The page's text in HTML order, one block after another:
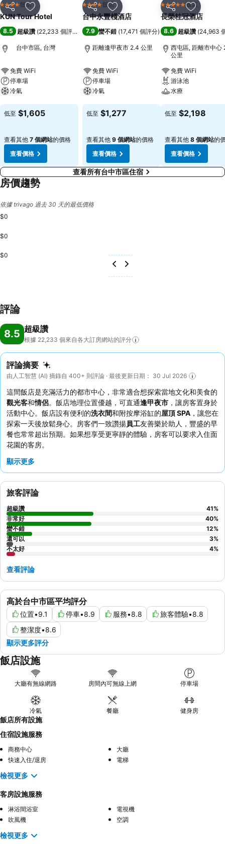
分享 加入我的最愛
4 星級 飯店
KUN Tour Hotel
8.5 超級讚 (22,233 個評分
台中市區, 台灣
免費 WiFi
停車場
冷氣
查看價格
低至 $1,605
查看其他 7 個網站的價格
查看價格
分享 加入我的最愛
4 星級 飯店
台中永豐棧酒店
7.9 蠻不錯 (17,471 個評分)
距離逢甲夜市 2.4 公里
免費 WiFi
停車場
冷氣
查看價格
低至 $1,277
查看其他 9 個網站的價格
查看價格
分享 加入我的
5 星級 飯店
長榮桂冠酒店
8.6 超級讚 (24,963
西屯區, 距離市中心
公里
免費 WiFi
游泳池
水療
查看價格
低至 $2,198
查看其他 8 個網站的
查看價格
查看所有台中市區住宿
房價趨勢
依據 trivago 過去 30 天的最低價格
$0
$0
$0
評論
8.5 超級讚
根據 22,233 個來自各大訂房網站的評分
評論摘要
由人工智慧 (AI) 摘錄自 400+ 則評論 · 最後更新日期： 30 Jul 2026
這間飯店是充滿活力的都市中心，非常適合想探索當地文化和美食的
觀光客和情侶。飯店地理位置優越，可直通逢甲夜市 ，讓房客置身於
活動中心。飯店設有便利的洗衣間和附按摩浴缸的屋頂 SPA ，讓您在
探索一天後放鬆身心。房客們一致讚揚員工友善樂於助人，豐盛的早
餐也常常超出預期。如果想享受更寧靜的體驗，房客可以要求入住面
花園的客房。
顯示更多
高於台中市區平均評分
位置•9.1 停車•8.9 服務•8.8 旅客體驗•8.8
整潔度•8.6
顯示更多評分
旅客評論
超級讚 41%
非常好
40%
蠻不錯
12%
還可以
3%
不太好
4%
查看評論
飯店設施
大廳有無線網路 房間內可無線上網 停車場
冷氣 餐廳 健身房
飯店所有設施
住宿設施服務
商務中心
大廳
快速入住/退房
電梯
檢視更多
客房設施服務
淋浴間浴室
電視機
吹風機
空調
檢視更多